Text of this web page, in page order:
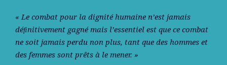
« Le combat pour la dignité humaine n’est jamais
déﬁnitivement gagné mais l’essentiel est que ce combat
ne soit jamais perdu non plus, tant que des hommes et
des femmes sont prêts à le mener. »